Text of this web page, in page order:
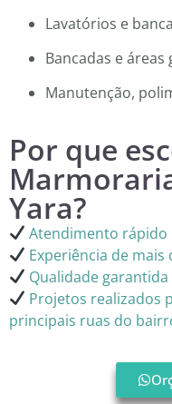
Lavatórios e
Bancadas e
Manutenção,
Por que
Yara?
Atendimento rápido
Experiência de mais
Qualidade
Projetos realizados
principais ruas do